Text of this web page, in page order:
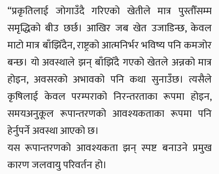
“प्रकृतिलाई जोगाउँदै गरिएको खेतीले मात्र पुस्तौँसम्म
समृद्धिको बीउ छर्छ। आखिर जब खेत उजाडिन्छ, केवल
माटो मात्र बाँझिँदैन, राष्ट्रको आत्मनिर्भर भविष्य पनि कमजोर
बन्छ। यो अवस्थाले झन् बाँझिँदै गएको खेतले अन्नको मात्र
होइन, अवसरको अभावको पनि कथा सुनाउँछ। त्यसैले
कृषिलाई केवल परम्पराको निरन्तरताका रूपमा होइन,
समयअनुकूल रूपान्तरणको आवश्यकताका रूपमा पनि
हेर्नुपर्ने अवस्था आएको छ।
यस रूपान्तरणको आवश्यकता झन् स्पष्ट बनाउने प्रमुख
कारण जलवायु परिवर्तन हो।